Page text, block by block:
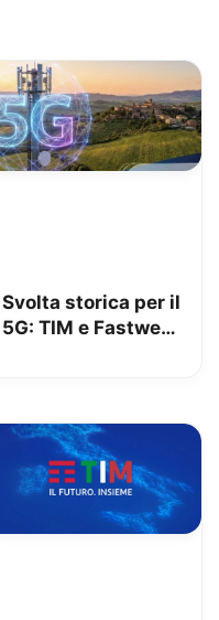
Svolta storica per il
5G: TIM e Fastweb
senza segnale